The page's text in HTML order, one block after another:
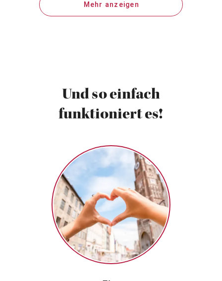
Mehr anzeigen
Und so einfach
funktioniert es!